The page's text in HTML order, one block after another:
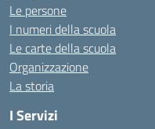
Le persone
I numeri della scuola
Le carte della scuola
Organizzazione
La storia
I Servizi